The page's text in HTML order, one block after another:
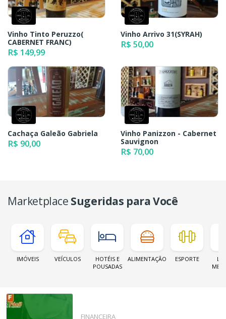
Vinho Tinto Peruzzo(
CABERNET FRANC)
R$ 149,99
Vinho Arrivo 31(SYRAH)
R$ 50,00
Cachaça Galeão Gabriela
R$ 90,00
Vinho Panizzon - Cabernet
Sauvignon
R$ 70,00
Marketplace Sugeridas para Você
IMÓVEIS VEÍCULOS
HOTÉIS E
POUSADAS
ALIMENTAÇÃO ESPORTE
FINANCEIRA